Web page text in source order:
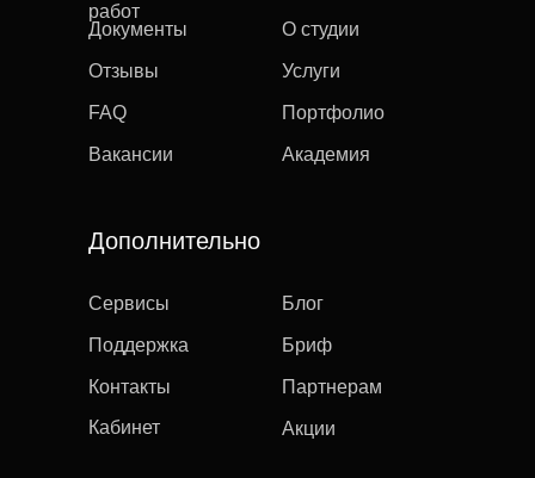
Дополнительно
О студии
Услуги
Портфолио
работ
Документы
Отзывы
FAQ
Сервисы
Поддержка
Контакты
Бриф
Блог
Партнерам
Кабинет
Академия
Вакансии
Акции